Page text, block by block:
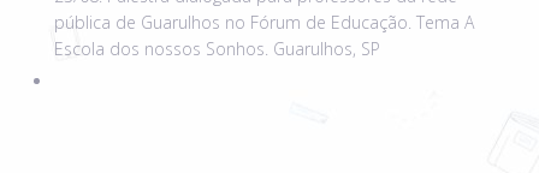
pública de Guarulhos no Fórum de Educação. Tema A
Escola dos nossos Sonhos. Guarulhos, SP